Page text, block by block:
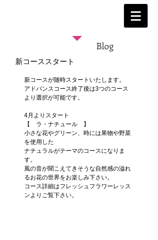
Blog
新コーススタート
新コースが随時スタートいたします。
アドバンスコース終了後は3つのコース
より選択が可能です。
4月よりスタート
【　ラ・ナチュール　】
小さな花やグリーン、時には果物や野菜
を使用した
ナチュラルがテーマのコースになりま
す。
風の音が聞こえてきそうな自然感の溢れ
るお花の世界をお楽しみ下さい。
コース詳細はフレッシュフラワーレッス
ンよりご覧下さい。